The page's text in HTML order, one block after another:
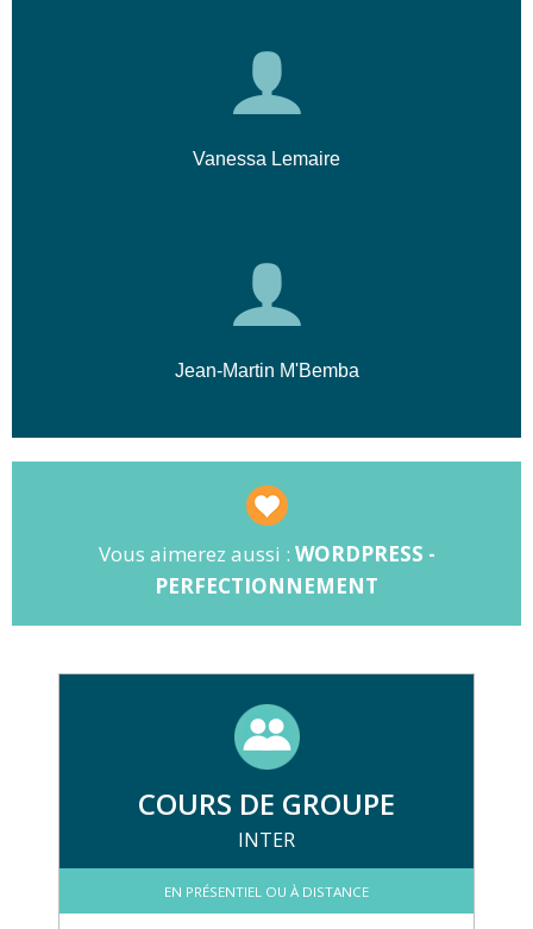
Vanessa Lemaire
Jean-Martin M'Bemba
Vous aimerez aussi : WORDPRESS -
PERFECTIONNEMENT
COURS DE GROUPE
INTER
EN PRÉSENTIEL OU À DISTANCE